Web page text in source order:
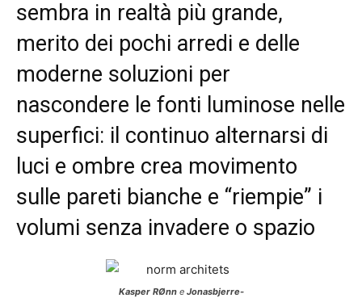
sembra in realtà più grande,
merito dei pochi arredi e delle
moderne soluzioni per
nascondere le fonti luminose nelle
superfici: il continuo alternarsi di
luci e ombre crea movimento
sulle pareti bianche e “riempie” i
volumi senza invadere o spazio
Kasper RØnne Jonasbjerre-